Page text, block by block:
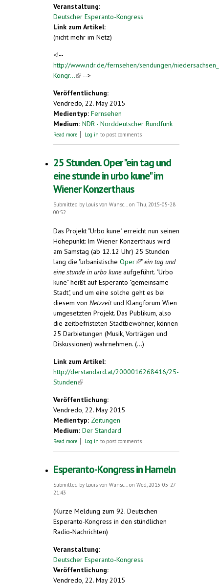
Veranstaltung:
Deutscher Esperanto-Kongress
Link zum Artikel:
(nicht mehr im Netz)
<!--
http://www.ndr.de/fernsehen/sendungen/
Kongr...(link is external)
-->
Veröffentlichung:
Vendredo, 22. May 2015
Medientyp: Fernsehen
Medium: NDR - Norddeutscher Rundfunk
Read more about Esperanto-Kongress startet in Hameln
Log in to post comments
25 Stunden. Oper "ein tag und
eine stunde in urbo kune" im
Wiener Konzerthaus
Submitted by Louis von Wunsc...on Thu, 2015-05-28
00:52
Das Projekt "Urbo kune" erreicht nun seinen
Höhepunkt: Im Wiener Konzerthaus wird
am Samstag (ab 12.12 Uhr) 25 Stunden
lang die "urbanistische Oper(link is external)
"ein tag und
eine stunde in urbo kune aufgeführt. "Urbo
kune" heißt auf Esperanto "gemeinsame
Stadt", und um eine solche geht es bei
diesem von Netzzeitund Klangforum Wien
umgesetzten Projekt. Das Publikum, also
die zeitbefristeten Stadtbewohner, können
25 Darbietungen (Musik, Vorträgen und
Diskussionen) wahrnehmen. (...)
Link zum Artikel:
http://derstandard.at/2000016268416/25-
Stunden(link is external)
Veröffentlichung:
Vendredo, 22. May 2015
Medientyp: Zeitungen
Medium: Der Standard
Read more about 25 Stunden. Oper "ein tag und eine
Log in to post comments
Esperanto-Kongress in Hameln
Submitted by Louis von Wunsc...
on Wed, 2015-05-27
21:43
(Kurze Meldung zum 92. Deutschen
Esperanto-Kongress in den stündlichen
Radio-Nachrichten)
Veranstaltung:
Deutscher Esperanto-Kongress
Veröffentlichung:
Vendredo, 22. May 2015